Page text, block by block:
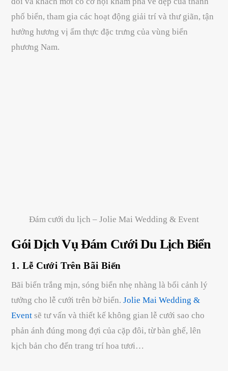
phố biển, tham gia các hoạt động giải trí và thư giãn, tận
hưởng hương vị ẩm thực đặc trưng của vùng biển
phương Nam.
Đám cưới du lịch – Jolie Mai Wedding & Event
Gói Dịch Vụ Đám Cưới Du Lịch Biển
1. Lễ Cưới Trên Bãi Biển
Bãi biển trắng mịn, sóng biển nhẹ nhàng là bối cảnh lý
tưởng cho lễ cưới trên bờ biển.Jolie Mai Wedding &
Event sẽ tư vấn và thiết kế không gian lễ cưới sao cho
phản ánh đúng mong đợi của cặp đôi, từ bàn ghế, lên
kịch bản cho đến trang trí hoa tươi…